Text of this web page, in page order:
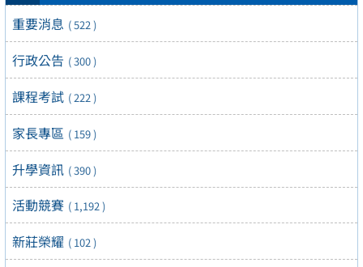
重要消息 ( 522 )
行政公告 ( 300 )
課程考試 ( 222 )
家長專區 ( 159 )
升學資訊 ( 390 )
活動競賽 ( 1,192 )
新莊榮耀 ( 102 )